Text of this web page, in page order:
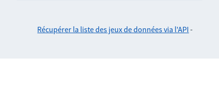
Récupérer la liste des jeux de données via l'API -